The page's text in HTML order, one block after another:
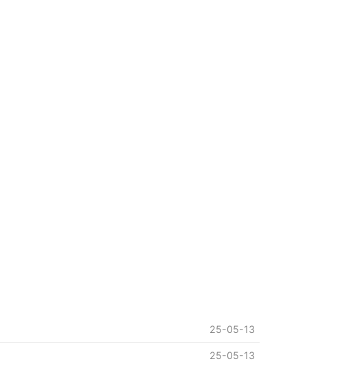
25-05-13
25-05-13